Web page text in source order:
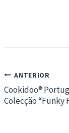
Navegação
de
artigos
ANTERIOR
Cookidoo®
Colecção “Funky